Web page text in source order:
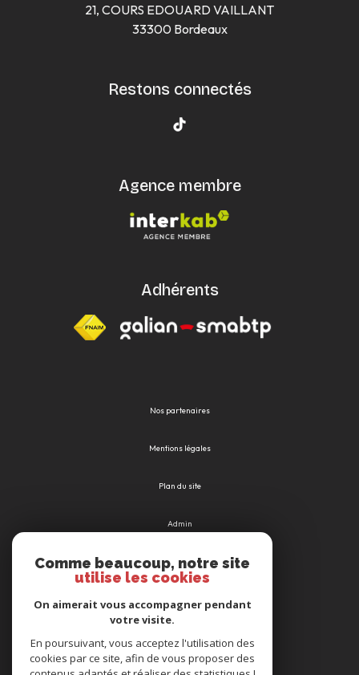
21, COURS EDOUARD VAILLANT
33300 Bordeaux
Restons connectés
Agence membre
Adhérents
Nos partenaires
Mentions légales
Plan du site
Admin
Nos honoraires
Cookies
Comme beaucoup, notre site
utilise les cookies
On aimerait vous accompagner pendant
votre visite.
En poursuivant, vous acceptez l'utilisation des
cookies par ce site, afin de vous proposer des